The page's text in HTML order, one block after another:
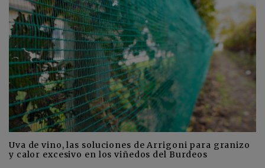
Uva de vino, las soluciones de Arrigoni para granizo
y calor excesivo en los viñedos del Burdeos